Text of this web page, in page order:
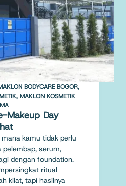
BODYCARE BOGOR,
, MAKLON KOSMETIK
Makeup Day
kamu tidak perlu
serum,
dengan foundation.
ritual
kilat, tapi hasilnya